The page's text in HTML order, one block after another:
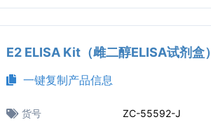
E2 ELISA Kit（雌二醇ELISA试剂盒）
一键复制产品信息
货号 ZC-55592-J